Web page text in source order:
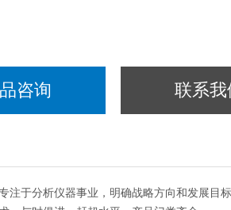
咨询 联系我
注于分析仪器事业，明确战略方向和发展目